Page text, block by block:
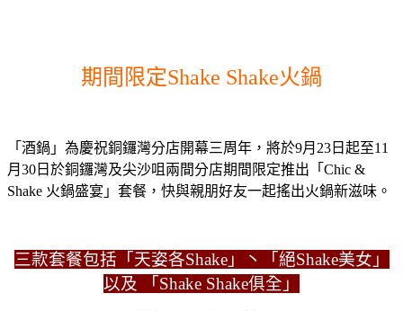
期間限定Shake Shake火鍋
「酒鍋」為慶祝銅鑼灣分店開幕三周年，將於9月23日起至11
月30日於銅鑼灣及尖沙咀兩間分店期間限定推出「Chic &
Shake 火鍋盛宴」套餐，快與親朋好友一起搖出火鍋新滋味。
三款套餐包括「天姿各Shake」丶「絕Shake美女」
以及 「Shake Shake俱全」